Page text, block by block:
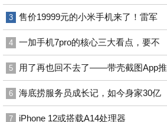
3 售价19999元的小米手机来了！雷军
4 一加手机7pro的核心三大看点，要不
5 用了再也回不去了——带壳截图App推
6 海底捞服务员成长记，如今身家30亿
7 iPhone 12或搭载A14处理器